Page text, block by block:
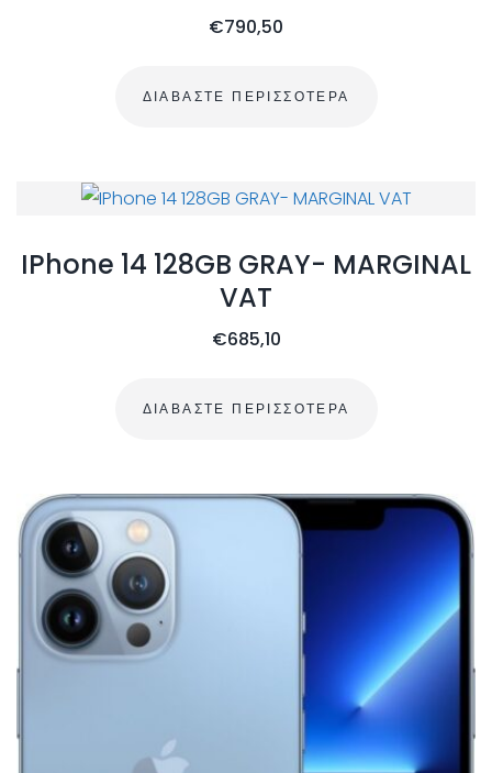
€790,50
ΔΙΑΒΆΣΤΕ ΠΕΡΙΣΣΌΤΕΡΑ
IPhone 14 128GB GRAY- MARGINAL
VAT
€685,10
ΔΙΑΒΆΣΤΕ ΠΕΡΙΣΣΌΤΕΡΑ